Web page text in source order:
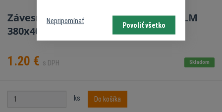
Závesný montážny dierovaný profil LM
380x40
1.20 € s DPH Skladom
ks Do košíka
Nepripomínať
Povoliť všetko